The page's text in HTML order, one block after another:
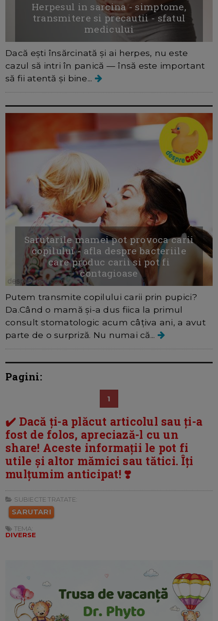
Herpesul in sarcina - simptome,
transmitere si precautii - sfatul
medicului
Dacă ești însărcinată și ai herpes, nu este
cazul să intri în panică — însă este important
să fii atentă și bine...
Sarutarile mamei pot provoca carii
copilului - afla despre bacteriile
care produc carii si pot fi
contagioase
Putem transmite copilului carii prin pupici?
Da.Când o mamă și-a dus fiica la primul
consult stomatologic acum câțiva ani, a avut
parte de o surpriză. Nu numai că...
Pagini:
1
✔️ Dacă ți-a plăcut articolul sau ți-a
fost de folos, apreciază-l cu un
share! Aceste informații le pot fi
utile și altor mămici sau tătici. Îți
mulțumim anticipat! ❣️
SUBIECTE TRATATE:
SARUTARI
TEMA:
DIVERSE